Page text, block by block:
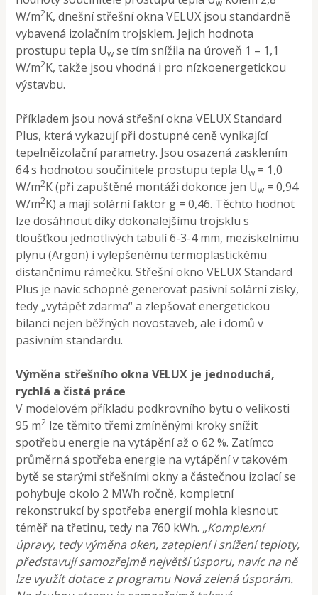
w
W/m2K, dnešní střešní okna VELUX jsou standardně
vybavená izolačním trojsklem. Jejich hodnota
prostupu tepla Uw se tím snížila na úroveň 1 – 1,1
W/m2K, takže jsou vhodná i pro nízkoenergetickou
výstavbu.
Příkladem jsou nová střešní okna VELUX Standard
Plus, která vykazují při dostupné ceně vynikající
tepelněizolační parametry. Jsou osazená zasklením
64 s hodnotou součinitele prostupu tepla Uw = 1,0
W/m2K (při zapuštěné montáži dokonce jen Uw = 0,94
W/m2K) a mají solární faktor g = 0,46. Těchto hodnot
lze dosáhnout díky dokonalejšímu trojsklu s
tloušťkou jednotlivých tabulí 6-3-4 mm, meziskelnímu
plynu (Argon) i vylepšenému termoplastickému
distančnímu rámečku. Střešní okno VELUX Standard
Plus je navíc schopné generovat pasivní solární zisky,
tedy „vytápět zdarma“ a zlepšovat energetickou
bilanci nejen běžných novostaveb, ale i domů v
pasivním standardu.
Výměna střešního okna VELUX je jednoduchá,
rychlá a čistá práce
V modelovém příkladu podkrovního bytu o velikosti
95 m2 lze těmito třemi zmíněnými kroky snížit
spotřebu energie na vytápění až o 62 %. Zatímco
průměrná spotřeba energie na vytápění v takovém
bytě se starými střešními okny a částečnou izolací se
pohybuje okolo 2 MWh ročně, kompletní
rekonstrukcí by spotřeba energií mohla klesnout
téměř na třetinu, tedy na 760 kWh. „Komplexní
úpravy, tedy výměna oken, zateplení i snížení teploty,
představují samozřejmě největší úsporu, navíc na ně
lze využít dotace z programu Nová zelená úsporám.